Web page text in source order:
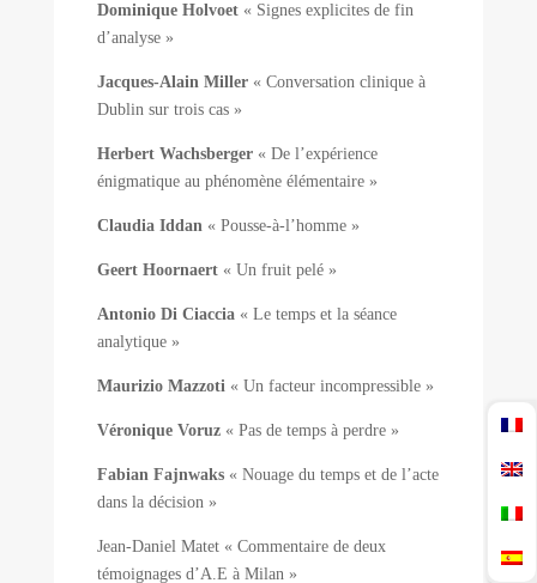
Dominique Holvoet« Signes explicites de fin
d’analyse »
Jacques-Alain Miller« Conversation clinique à
Dublin sur trois cas »
Herbert Wachsberger« De l’expérience
énigmatique au phénomène élémentaire »
Claudia Iddan« Pousse-à-l’homme »
Geert Hoornaert« Un fruit pelé »
Antonio Di Ciaccia« Le temps et la séance
analytique »
Maurizio Mazzoti« Un facteur incompressible »
Véronique Voruz« Pas de temps à perdre »
Fabian Fajnwaks« Nouage du temps et de l’acte
dans la décision »
Jean-Daniel Matet « Commentaire de deux
témoignages d’A.E à Milan »